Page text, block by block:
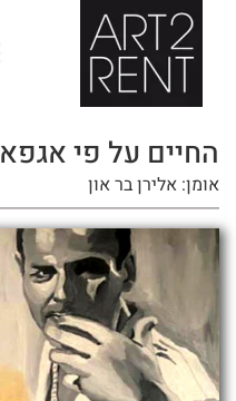
החיים על פי אגפא
אומן: אלירן בר און